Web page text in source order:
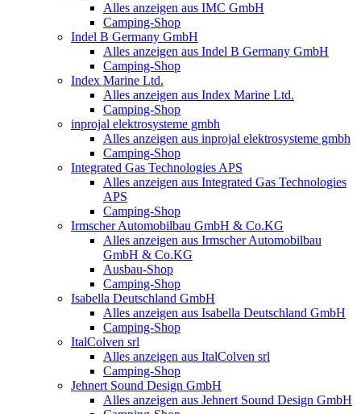
Alles anzeigen aus IMC GmbH
Camping-Shop
Indel B Germany GmbH
Alles anzeigen aus Indel B Germany GmbH
Camping-Shop
Index Marine Ltd.
Alles anzeigen aus Index Marine Ltd.
Camping-Shop
inprojal elektrosysteme gmbh
Alles anzeigen aus inprojal elektrosysteme gmbh
Camping-Shop
Integrated Gas Technologies APS
Alles anzeigen aus Integrated Gas Technologies
APS
Camping-Shop
Irmscher Automobilbau GmbH & Co.KG
Alles anzeigen aus Irmscher Automobilbau
GmbH & Co.KG
Ausbau-Shop
Camping-Shop
Isabella Deutschland GmbH
Alles anzeigen aus Isabella Deutschland GmbH
Camping-Shop
ItalColven srl
Alles anzeigen aus ItalColven srl
Camping-Shop
Jehnert Sound Design GmbH
Alles anzeigen aus Jehnert Sound Design GmbH